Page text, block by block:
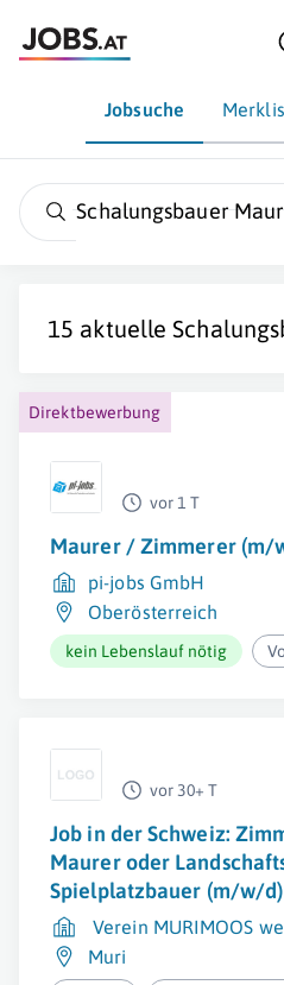
Jobsuche
Schalungsbauer
15 aktuelle
Direktbewerbung
vor 1 T
Maurer / Zimmerer (m/
pi-jobs GmbH
Oberösterreich
kein Lebenslauf nötig
vor 30+ T
Job in der Schweiz:
Maurer oder
Spielplatzbauer (m/w/d)
Verein MURIMOOS
Muri